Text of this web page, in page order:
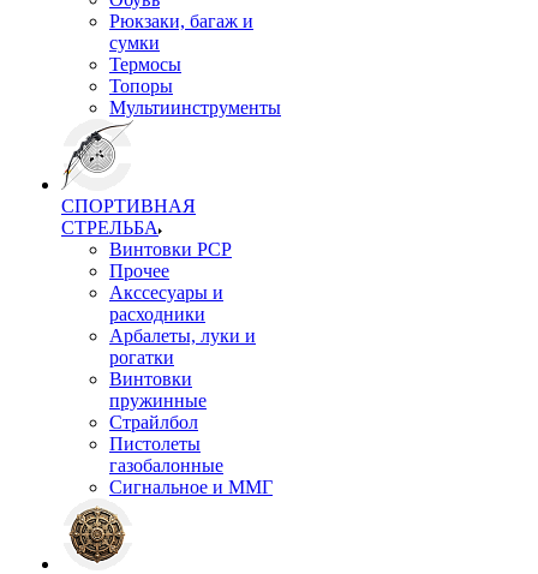
Рюкзаки, багаж и
сумки
Термосы
Топоры
Мультиинструменты
СПОРТИВНАЯ
СТРЕЛЬБА
Винтовки PCP
Прочее
Акссесуары и
расходники
Арбалеты, луки и
рогатки
Винтовки
пружинные
Страйлбол
Пистолеты
газобалонные
Сигнальное и ММГ